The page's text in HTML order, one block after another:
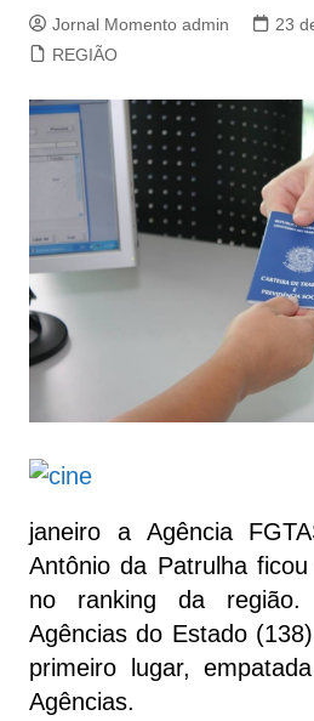
Jornal Momento admin
23
REGIÃO
janeiro a Agência
Antônio da Patrulha
no ranking da
Agências do Estado
primeiro lugar,
Agências.